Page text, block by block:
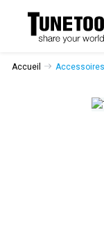
Accueil